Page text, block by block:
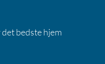
bedste hjem